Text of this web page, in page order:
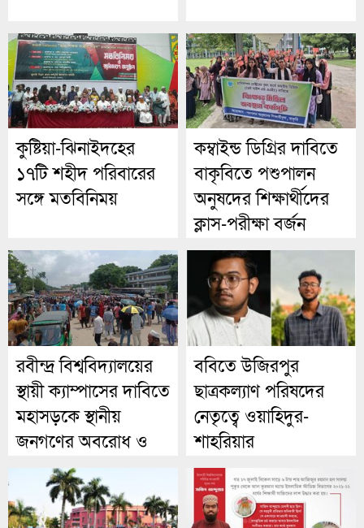
কুষ্টিয়া-ঝিনাইদহের
১৭টি শহীদ পরিবারের
সঙ্গে মতবিনিময়
কম্বাইন্ড ডিগ্রির দাবিতে
বাকৃবিতে পশুপালন
অনুষদের শিক্ষার্থীদের
ক্লাস-পরীক্ষা বর্জন
রবীন্দ্র বিশ্ববিদ্যালয়ের
স্থায়ী ক্যাম্পাসের দাবিতে
মহাসড়কে স্থানীয়
জনগণের অবরোধ ও
বিক্ষোভ
ববিতে উজিরপুর
ছাত্রকল্যাণ পরিষদের
নেতৃত্বে ওয়াহিদুর-
শাহরিয়ার